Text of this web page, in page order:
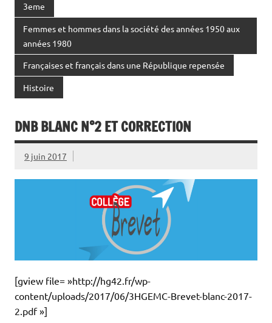
3eme
Femmes et hommes dans la société des années 1950 aux
années 1980
Françaises et français dans une République repensée
Histoire
DNB BLANC N°2 ET CORRECTION
9 juin 2017
[gview file= »http://hg42.fr/wp-
content/uploads/2017/06/3HGEMC-Brevet-blanc-2017-
2.pdf »]